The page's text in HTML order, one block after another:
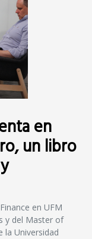
en
un libro
en UFM
y del Master of
la Universidad